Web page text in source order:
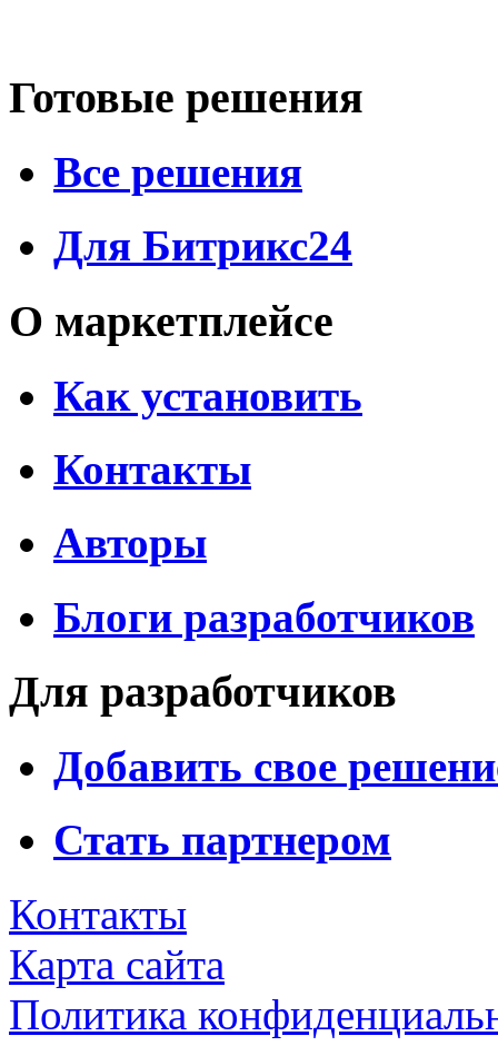
Готовые решения
Все решения
Для Битрикс24
О маркетплейсе
Как установить
Контакты
Авторы
Блоги разработчиков
Для разработчиков
Добавить свое
Стать партнером
Контакты
Карта сайта
Политика